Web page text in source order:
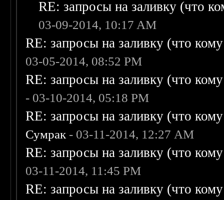
RE: запросы на заливку (что
03-09-2014, 10:17 AM
RE: запросы на заливку (что
03-05-2014, 08:52 PM
RE: запросы на заливку (что
- 03-10-2014, 05:18 PM
RE: запросы на заливку (что
Сумрак - 03-11-2014, 12:27 AM
RE: запросы на заливку (что
03-11-2014, 11:45 PM
RE: запросы на заливку (что